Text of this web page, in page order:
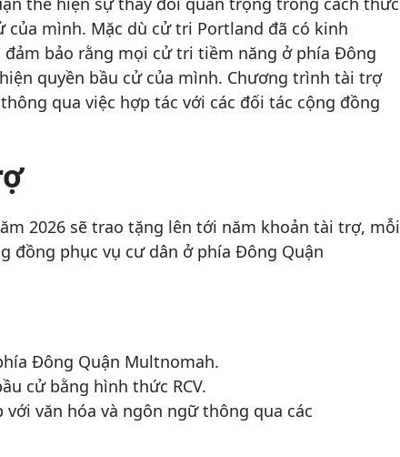
mình. Mặc dù cử tri Portland đã có kinh
bảo rằng mọi cử tri tiềm năng ở phía Đông
quyền bầu cử của mình. Chương trình tài trợ
qua việc hợp tác với các đối tác cộng đồng
2026 sẽ trao tặng lên tới năm khoản tài trợ, mỗi
đồng phục vụ cư dân ở phía Đông Quận
Đông Quận Multnomah.
cử bằng hình thức RCV.
với văn hóa và ngôn ngữ thông qua các